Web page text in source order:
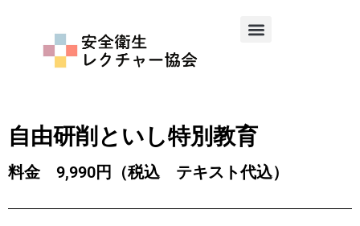
自由研削といし特別教育
料金 9,990円（税込 テキスト代込）